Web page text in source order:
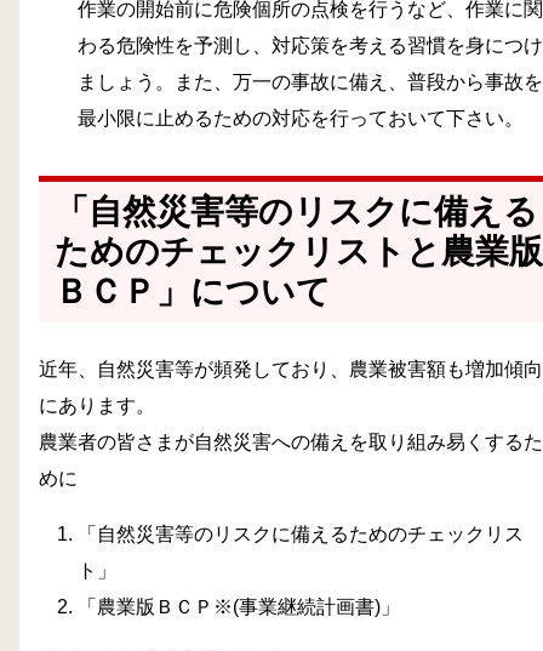
作業の開始前に危険個所の点検を行うなど、作業に関
わる危険性を予測し、対応策を考える習慣を身につけ
ましょう。また、万一の事故に備え、普段から事故を
最小限に止めるための対応を行っておいて下さい。
「自然災害等のリスクに備える
ためのチェックリストと農業版
ＢＣＰ」について
近年、自然災害等が頻発しており、農業被害額も増加傾向
にあります。
農業者の皆さまが自然災害への備えを取り組み易くするた
めに
「自然災害等のリスクに備えるためのチェックリス
ト」
「農業版ＢＣＰ※(事業継続計画書)」